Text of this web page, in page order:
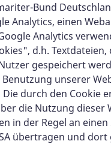
Bund
Analytics, einen
Analytics
d.h. Textdateien,
gespeichert
Benutzung unserer
durch den Cookie
die Nutzung dieser
in der Regel an einen
übertragen und dort